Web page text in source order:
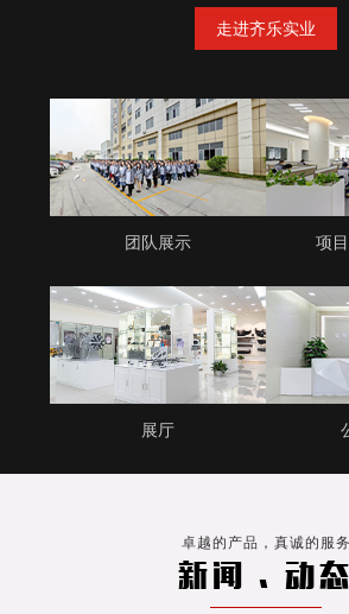
走进齐乐实业
团队展示 项
展厅
卓越的产品，真诚的服务
新闻 . 动态